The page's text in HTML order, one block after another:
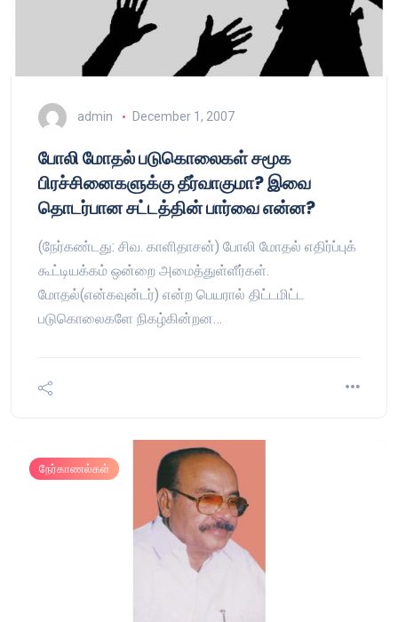
admin December 1, 2007
போலி மோதல் படுகொலைகள் சமூக
பிரச்சினைகளுக்கு தீர்வாகுமா? இவை
தொடர்பான சட்டத்தின் பார்வை என்ன?
(நேர்கண்டது: சிவ. காளிதாசன்) போலி மோதல் எதிர்ப்புக்
கூட்டியக்கம் ஒன்றை அமைத்துள்ளீர்கள்.
மோதல்(என்கவுன்டர்) என்ற பெயரால் திட்டமிட்ட
படுகொலைகளே நிகழ்கின்றன…
நேர்காணல்கள்